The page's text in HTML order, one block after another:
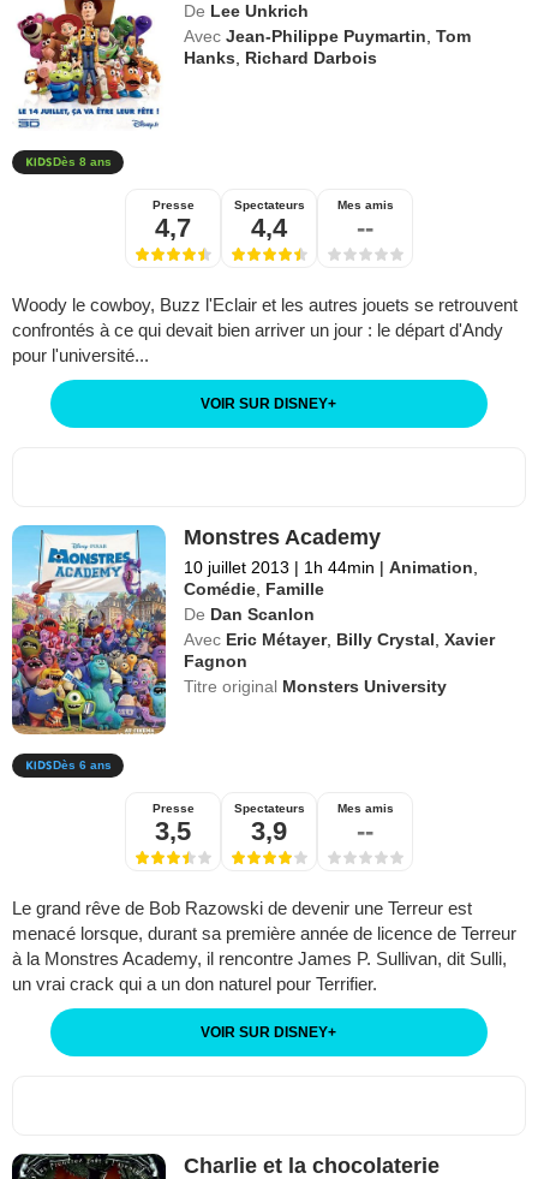
De Lee Unkrich
Avec Jean-Philippe Puymartin ,Tom
Hanks
Richard Darbois
Dès 8 ans
Presse
4,7
Spectateurs
4,4
Mes amis
--
Woody le cowboy, Buzz l'Eclair et les autres jouets se retrouvent
confrontés à ce qui devait bien arriver un jour : le départ d'Andy
pour l'université...
VOIR SUR DISNEY+
Monstres Academy
10 juillet 2013 | 1h 44min | Animation
Comédie Famille
De Dan Scanlon
Avec Eric Métayer, Billy Crystal ,Xavier
Fagnon
Titre original Monsters University
Dès 6 ans
Presse
3,5
Spectateurs
3,9
Mes amis
--
Le grand rêve de Bob Razowski de devenir une Terreur est
menacé lorsque, durant sa première année de licence de Terreur
à la Monstres Academy, il rencontre James P. Sullivan, dit Sulli,
un vrai crack qui a un don naturel pour Terrifier.
VOIR SUR DISNEY+
Charlie et la chocolaterie